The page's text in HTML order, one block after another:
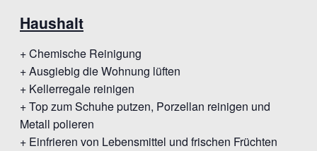
Haushalt
+ Chemische Reinigung
+ Ausgiebig die Wohnung lüften
+ Kellerregale reinigen
+ Top zum Schuhe putzen, Porzellan reinigen und
Metall polieren
+ Einfrieren von Lebensmittel und frischen Früchten